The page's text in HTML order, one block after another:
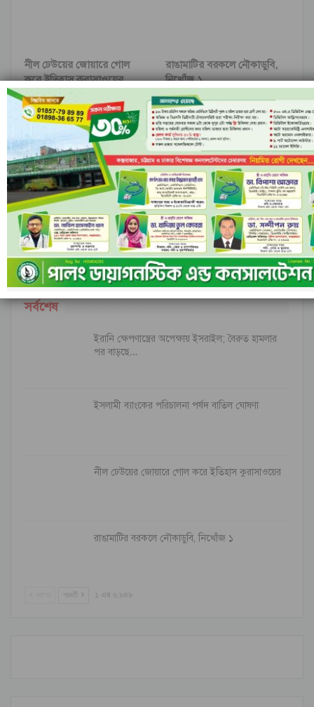
নীল ঢেউয়ের জোয়ারে গোল
করে ইতিহাস কুরাসাওয়ের
রাঙামাটির বরকলে নৌকাডুবি,
নিখোঁজ ১
আগের পরবর্তী
মন্তব্য
ফেসবুক-এ মন্তব্য করুন
মন্তব্যসমূহ বন্ধ করা হয়.
সর্বশেষ
ইরানি ক্ষেপণাস্ত্রের অপেক্ষায় ইসরাইল; বৈরুত হামলার
পর বাড়ছে…
ইসলামী ব্যাংকের পরিচালনা পর্ষদ বাতিল ঘোষণা
নীল ঢেউয়ের জোয়ারে গোল করে ইতিহাস কুরাসাওয়ের
রাঙামাটির বরকলে নৌকাডুবি, নিখোঁজ ১
পরবর্তী ১ এর ৬,৮৪৮